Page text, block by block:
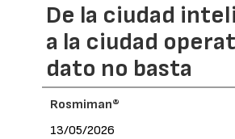
De la ciudad
a la ciudad
dato no basta
Rosmiman®
13/05/2026